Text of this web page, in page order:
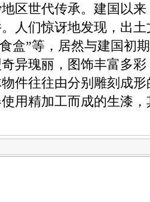
区世代传承。建国以
人们惊讶地发现，出
盒”等，居然与建国初
异瑰丽，图饰丰富多
件往往由分别雕刻成
用精加工而成的生漆